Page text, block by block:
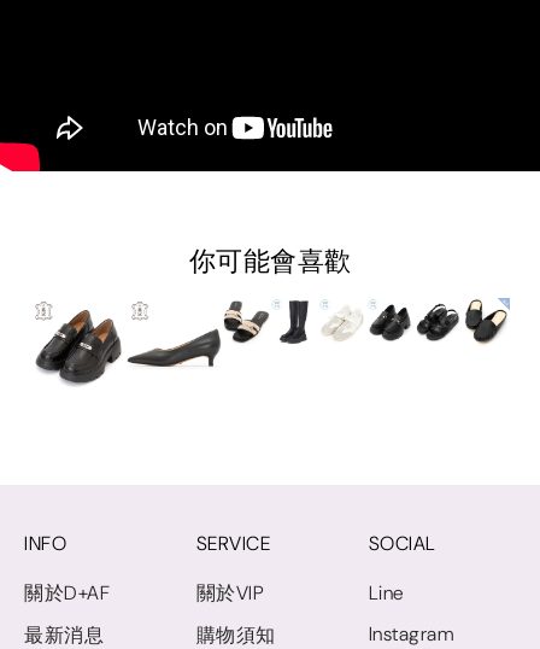
你可能會喜歡
INFO
關於D+AF
最新消息
SERVICE
關於VIP
購物須知
SOCIAL
Line
Instagram